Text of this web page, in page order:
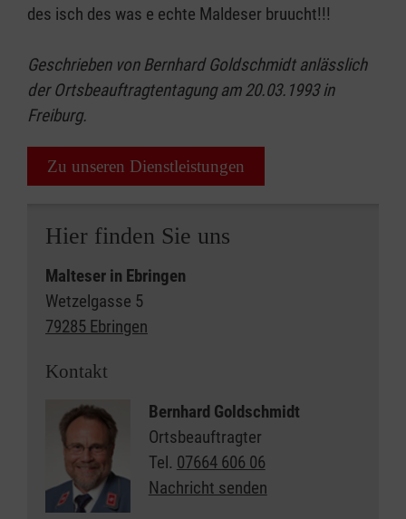
des isch des was e echte Maldeser bruucht!!!
Geschrieben von Bernhard Goldschmidt anlässlich
der Ortsbeauftragtentagung am 20.03.1993 in
Freiburg.
Zu unseren Dienstleistungen
Hier finden Sie uns
Malteser in Ebringen
Wetzelgasse 5
79285 Ebringen
Kontakt
Bernhard Goldschmidt
Ortsbeauftragter
Tel. 07664 606 06
Nachricht senden